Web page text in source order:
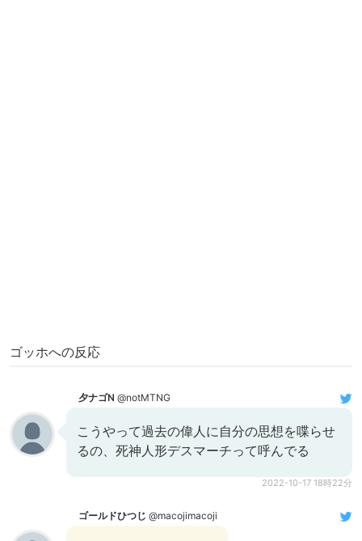
ゴッホへの反応
夕ナゴN @notMTNG
こうやって過去の偉人に自分の思想を喋らせ
るの、死神人形デスマーチって呼んでる
2022-10-17 18時22分
ゴールドひつじ @macojimacoji